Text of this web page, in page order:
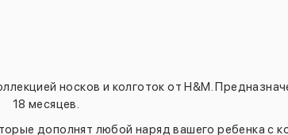
носков и колготок от H&M.
18 месяцев.
дополнят любой наряд вашего ребенка с